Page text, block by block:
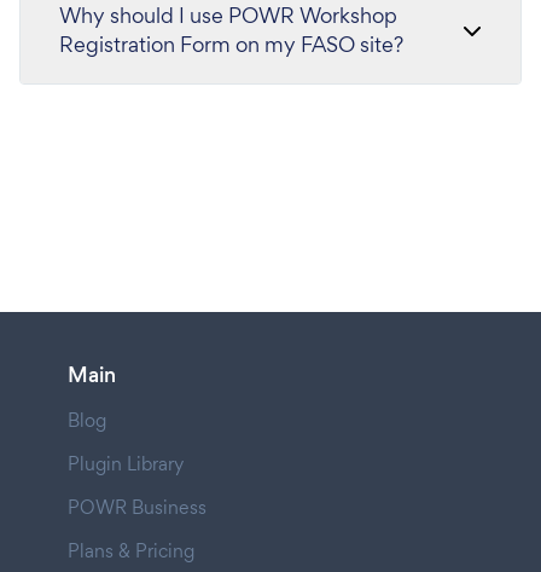
Why should I use POWR Workshop
Registration Form on my FASO site?
Main
Blog
Plugin Library
POWR Business
Plans & Pricing